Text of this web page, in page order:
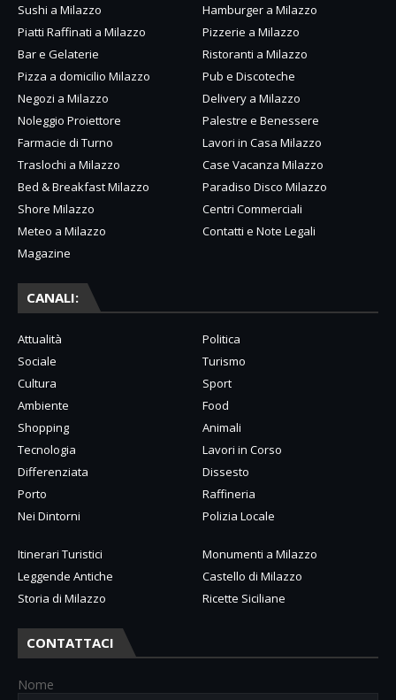
Sushi a Milazzo
Hamburger a Milazzo
Piatti Raffinati a Milazzo
Pizzerie a Milazzo
Bar e Gelaterie
Ristoranti a Milazzo
Pizza a domicilio Milazzo
Pub e Discoteche
Negozi a Milazzo
Delivery a Milazzo
Noleggio Proiettore
Palestre e Benessere
Farmacie di Turno
Lavori in Casa Milazzo
Traslochi a Milazzo
Case Vacanza Milazzo
Bed & Breakfast Milazzo
Paradiso Disco Milazzo
Shore Milazzo
Centri Commerciali
Meteo a Milazzo
Contatti e Note Legali
Magazine
CANALI:
Attualità
Politica
Sociale
Turismo
Cultura
Sport
Ambiente
Food
Shopping
Animali
Tecnologia
Lavori in Corso
Differenziata
Dissesto
Porto
Raffineria
Nei Dintorni
Polizia Locale
Itinerari Turistici
Monumenti a Milazzo
Leggende Antiche
Castello di Milazzo
Storia di Milazzo
Ricette Siciliane
CONTATTACI
Nome